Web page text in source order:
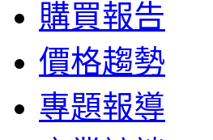
購買報告
價格趨勢
專題報導